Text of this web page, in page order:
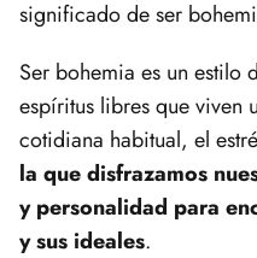
significado de ser
Ser bohemia es un estilo
espíritus libres que viven
cotidiana habitual, el
la que disfrazamos
y personalidad para
y sus ideales.